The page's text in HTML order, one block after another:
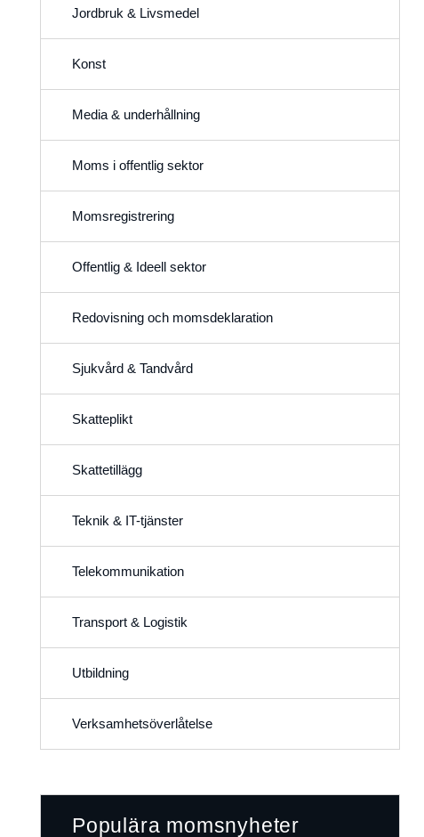
Jordbruk & Livsmedel
Konst
Media & underhållning
Moms i offentlig sektor
Momsregistrering
Offentlig & Ideell sektor
Redovisning och momsdeklaration
Sjukvård & Tandvård
Skatteplikt
Skattetillägg
Teknik & IT-tjänster
Telekommunikation
Transport & Logistik
Utbildning
Verksamhetsöverlåtelse
Populära momsnyheter